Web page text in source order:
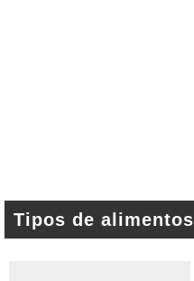
Tipos de alimentos